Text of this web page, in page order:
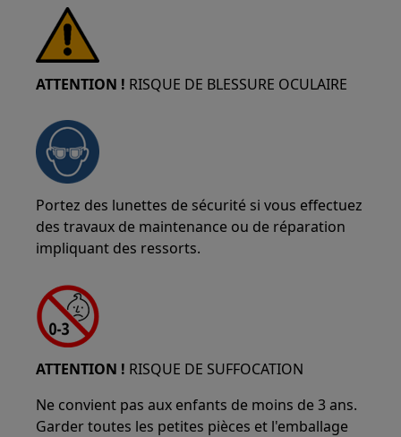
ATTENTION ! RISQUE DE BLESSURE OCULAIRE
Portez des lunettes de sécurité si vous effectuez
des travaux de maintenance ou de réparation
impliquant des ressorts.
ATTENTION ! RISQUE DE SUFFOCATION
Ne convient pas aux enfants de moins de 3 ans.
Garder toutes les petites pièces et l'emballage